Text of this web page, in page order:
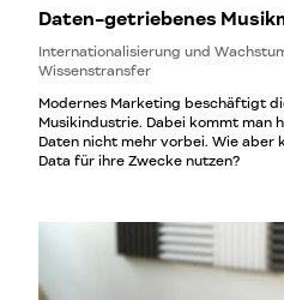
Daten-getriebenes
Internationalisierung und
Wissenstransfer
Modernes Marketing beschäftigt
Musikindustrie. Dabei kommt man
Daten nicht mehr vorbei. Wie aber
Data für ihre Zwecke nutzen?